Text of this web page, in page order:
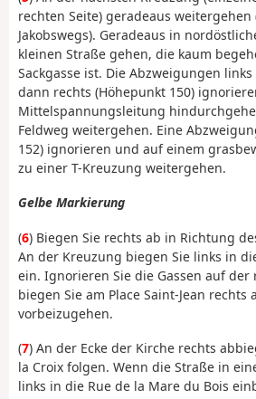
rechten Seite) geradeaus
Jakobswegs). Geradeaus in
kleinen Straße gehen, die kaum
Sackgasse ist. Die Abzweigungen
dann rechts (Höhepunkt 150)
Mittelspannungsleitung
Feldweg weitergehen. Eine
152) ignorieren und auf einem
zu einer T-Kreuzung weitergehen.
Gelbe Markierung
(6) Biegen Sie rechts ab in Richtung
An der Kreuzung biegen Sie links in
ein. Ignorieren Sie die Gassen auf der
biegen Sie am Place Saint-Jean
vorbeizugehen.
(7) An der Ecke der Kirche rechts
la Croix folgen. Wenn die Straße in
links in die Rue de la Mare du Bois